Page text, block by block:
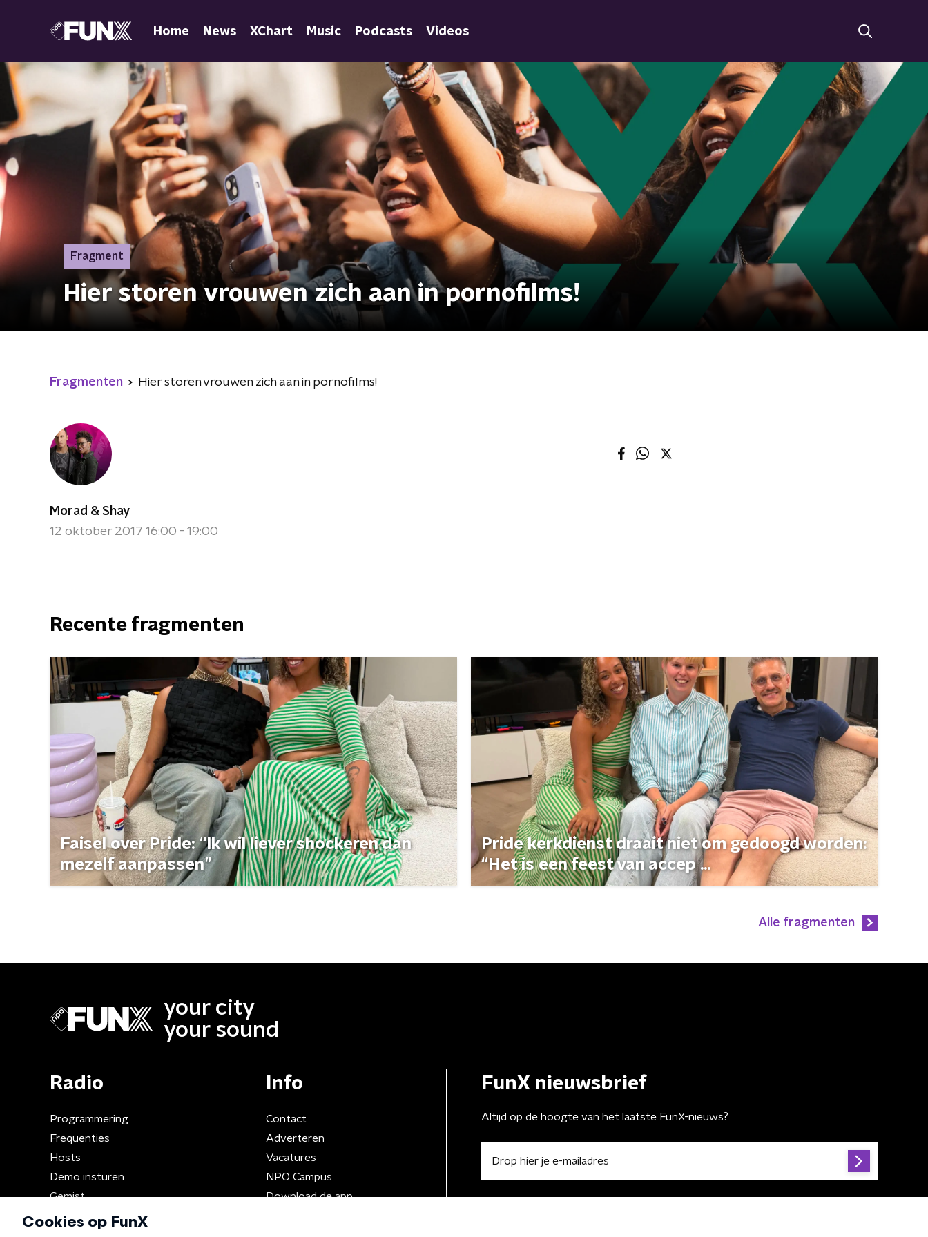
Home News XChart Music Podcasts Videos
Fragment
Hier storen vrouwen zich aan in pornofilms!
Fragmenten Hier storen vrouwen zich aan in pornofilms!
Morad & Shay
12 oktober 2017 16:00 - 19:00
Recente fragmenten
Faisel over Pride: “Ik wil liever shockeren dan
mezelf aanpassen”
Pride kerkdienst draait niet om gedoogd worden:
“Het is een feest van accep ...
Alle fragmenten
your city
your sound
Radio
Programmering
Frequenties
Hosts
Demo insturen
Gemist
Info
Contact
Adverteren
Vacatures
NPO Campus
Download de app
FunX nieuwsbrief
Altijd op de hoogte van het laatste FunX-nieuws?